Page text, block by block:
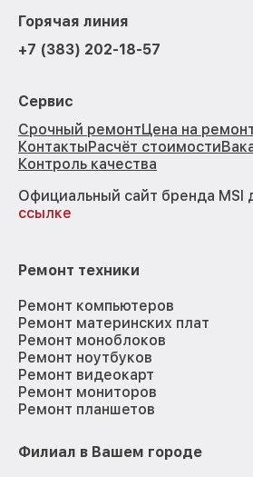
Горячая линия
+7 (383) 202-18-57
Сервис
Срочный ремонтЦена на
КонтактыРасчёт стоимости
Контроль качества
Официальный сайт бренда MSI
ссылке
Ремонт техники
Ремонт компьютеров
Ремонт материнских плат
Ремонт моноблоков
Ремонт ноутбуков
Ремонт видеокарт
Ремонт мониторов
Ремонт планшетов
Филиал в Вашем городе